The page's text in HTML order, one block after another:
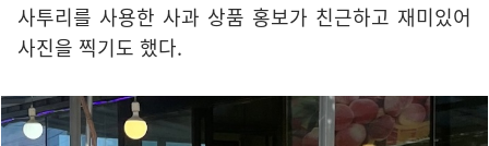
사투리를 사용한 사과 상품 홍보가 친근하고 재미있어
사진을 찍기도 했다.